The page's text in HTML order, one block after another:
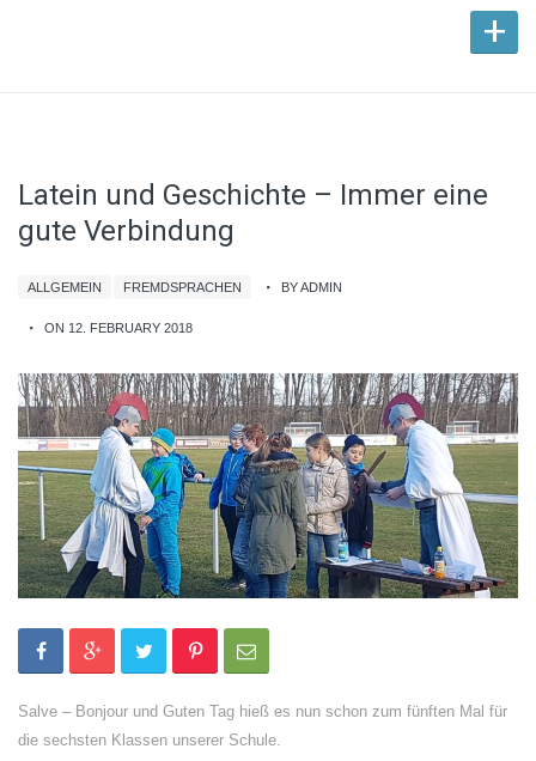
+
Latein und Geschichte – Immer eine
gute Verbindung
ALLGEMEIN FREMDSPRACHEN BY ADMIN
ON 12. FEBRUARY 2018
Salve – Bonjour und Guten Tag hieß es nun schon zum fünften Mal für
die sechsten Klassen unserer Schule.